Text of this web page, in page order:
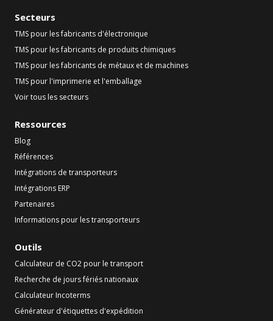
Secteurs
TMS pour les fabricants d'électronique
TMS pour les fabricants de produits chimiques
TMS pour les fabricants de métaux et de machines
TMS pour l'imprimerie et l'emballage
Voir tous les secteurs
Ressources
Blog
Références
Intégrations de transporteurs
Intégrations ERP
Partenaires
Informations pour les transporteurs
Outils
Calculateur de CO2 pour le transport
Recherche de jours fériés nationaux
Calculateur Incoterms
Générateur d'étiquettes d'expédition